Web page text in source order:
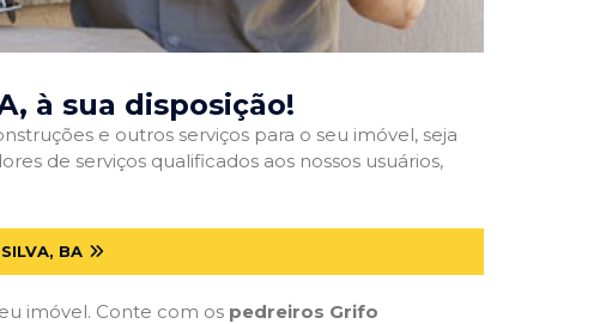
, à sua disposição!
e outros serviços para o seu imóvel, seja
de serviços qualificados aos nossos usuários,
BA
imóvel. Conte com os pedreiros Grifo